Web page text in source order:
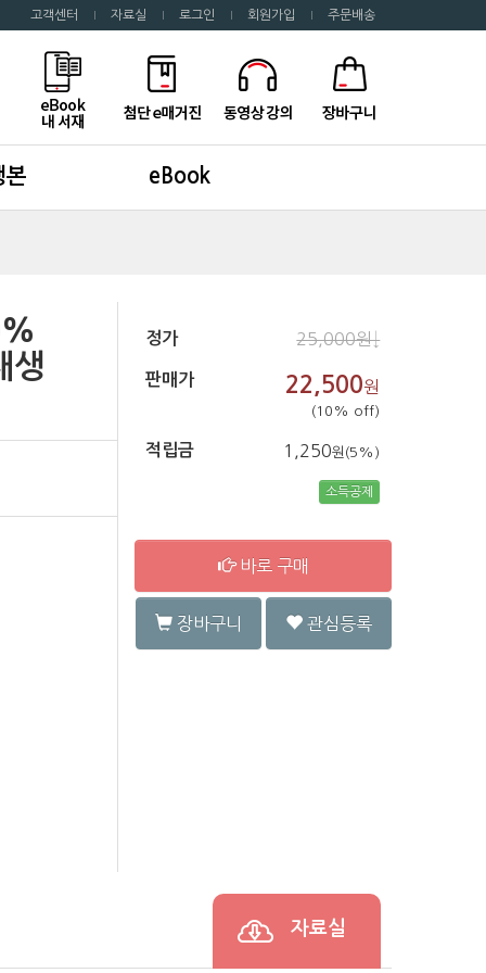
고객센터 자료실 로그인 회원가입 주문배송
본 eBook
생
정가 25,000원↓
판매가 22,500원
(10% off)
적립금 1,250원(5%)
소득공제
바로 구매
장바구니 관심등록
자료실